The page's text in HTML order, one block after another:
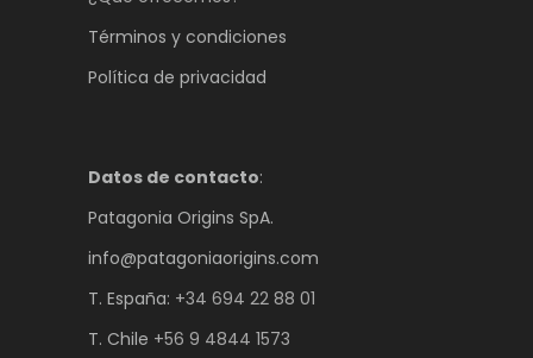
Términos y condiciones
Política de privacidad
Datos de contacto:
Patagonia Origins SpA.
info@patagoniaorigins.com
T. España: +34 694 22 88 01
T. Chile +56 9 4844 1573